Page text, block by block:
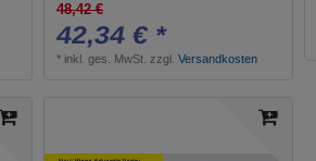
48,42 €
42,34 € *
* inkl. ges. MwSt. zzgl.Versandkosten